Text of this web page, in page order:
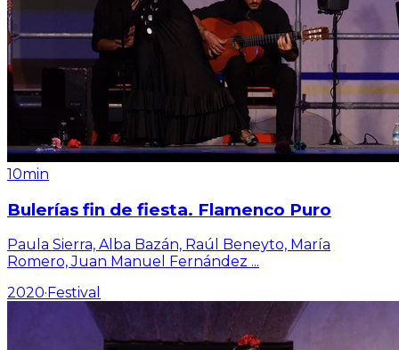
10min
Bulerías fin de fiesta. Flamenco Puro
Paula Sierra, Alba Bazán, Raúl Beneyto, María
Romero, Juan Manuel Fernández ...
2020· Festival